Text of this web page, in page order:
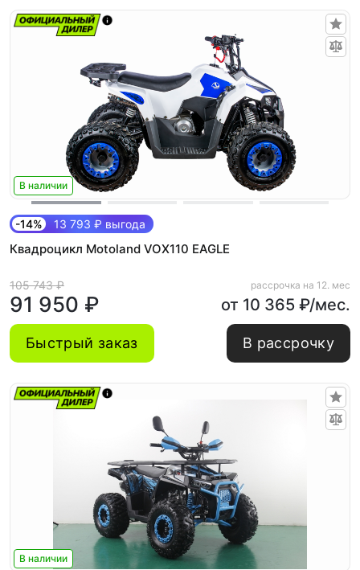
В наличии
-14% 13 793 ₽ выгода
Квадроцикл Motoland VOX110 EAGLE
105 743 ₽
91 950 ₽
рассрочка на 12. мес
от 10 365 ₽/мес.
Быстрый заказ В рассрочку
В наличии